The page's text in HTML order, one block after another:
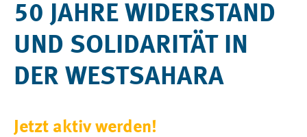
50 JAHRE WIDERSTAND
UND SOLIDARITÄT IN
DER WESTSAHARA
Jetzt aktiv werden!